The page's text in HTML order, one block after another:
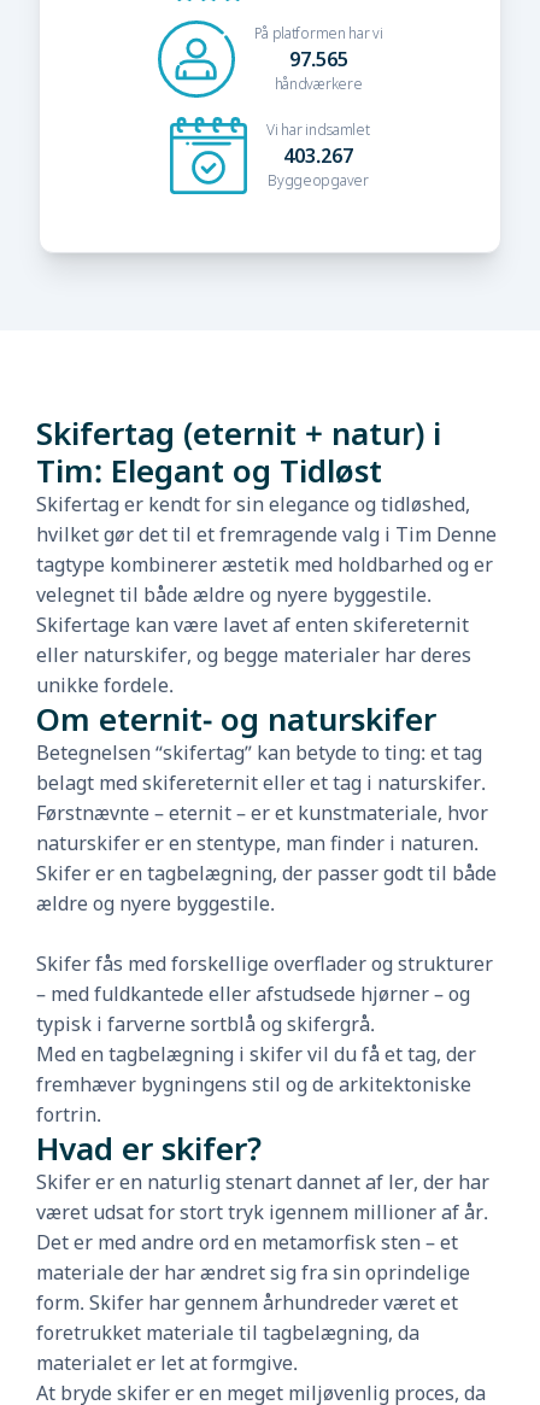
På platformen har vi
97.565
håndværkere
Vi har indsamlet
403.267
Byggeopgaver
Skifertag (eternit + natur) i
Tim: Elegant og Tidløst
Skifertag er kendt for sin elegance og tidløshed,
hvilket gør det til et fremragende valg i Tim Denne
tagtype kombinerer æstetik med holdbarhed og er
velegnet til både ældre og nyere byggestile.
Skifertage kan være lavet af enten skifereternit
eller naturskifer, og begge materialer har deres
unikke fordele.
Om eternit- og naturskifer
Betegnelsen “skifertag” kan betyde to ting: et tag
belagt med skifereternit eller et tag i naturskifer.
Førstnævnte – eternit – er et kunstmateriale, hvor
naturskifer er en stentype, man finder i naturen.
Skifer er en tagbelægning, der passer godt til både
ældre og nyere byggestile.
Skifer fås med forskellige overflader og strukturer
– med fuldkantede eller afstudsede hjørner – og
typisk i farverne sortblå og skifergrå.
Med en tagbelægning i skifer vil du få et tag, der
fremhæver bygningens stil og de arkitektoniske
fortrin.
Hvad er skifer?
Skifer er en naturlig stenart dannet af ler, der har
været udsat for stort tryk igennem millioner af år.
Det er med andre ord en metamorfisk sten – et
materiale der har ændret sig fra sin oprindelige
form. Skifer har gennem århundreder været et
foretrukket materiale til tagbelægning, da
materialet er let at formgive.
At bryde skifer er en meget miljøvenlig proces, da